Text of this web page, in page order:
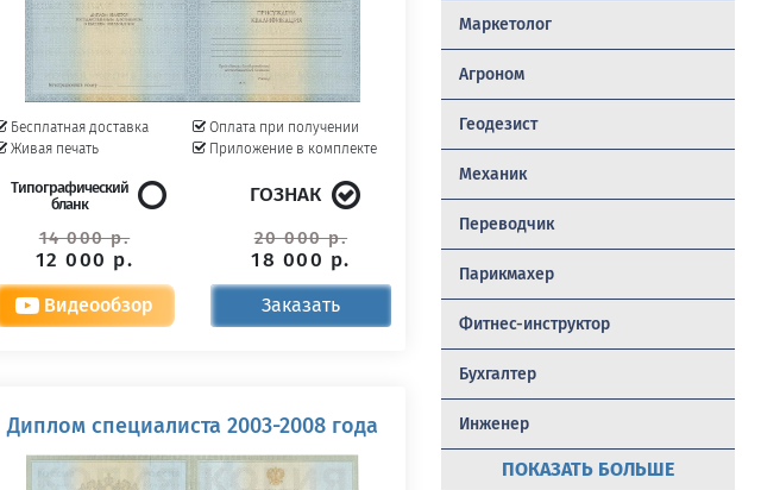
Бесплатная доставка
Живая печать
Оплата при получении
Приложение в комплекте
Типографический
бланк
14 000 р.
12 000 р.
ГОЗНАК
20 000 р.
18 000 р.
Видеообзор Заказать
Диплом специалиста 2003-2008 года
Маркетолог
Агроном
Геодезист
Механик
Переводчик
Парикмахер
Фитнес-инструктор
Бухгалтер
Инженер
ПОКАЗАТЬ БОЛЬШЕ